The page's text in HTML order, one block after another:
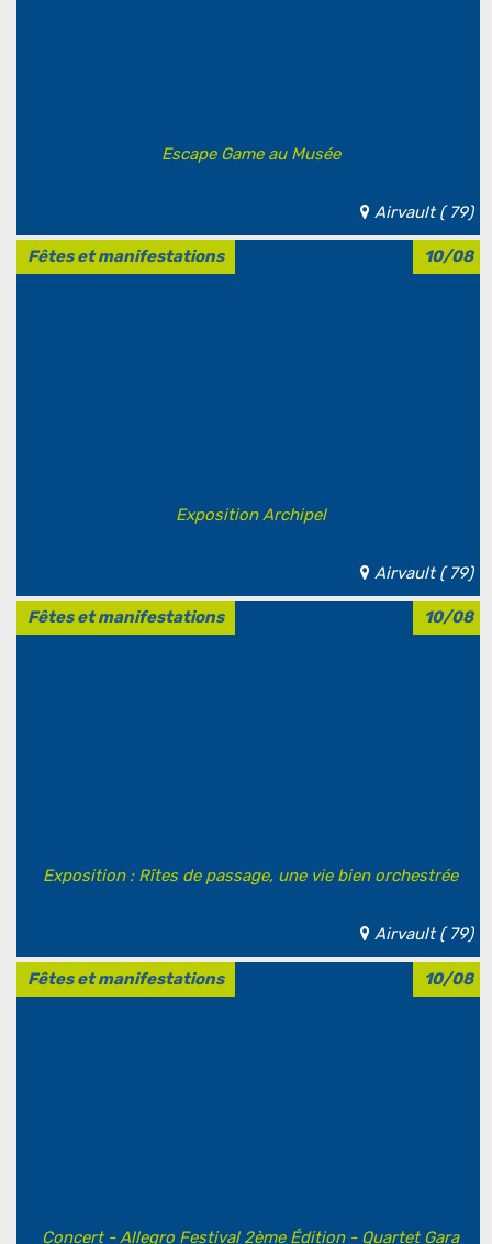
Escape Game au Musée
Airvault ( 79)
10/08
Fêtes et manifestations
Exposition Archipel
Airvault ( 79)
10/08
Fêtes et manifestations
Exposition : Rîtes de passage, une vie bien orchestrée
Airvault ( 79)
10/08
Fêtes et manifestations
Concert - Allegro Festival 2ème Édition - Quartet Gara